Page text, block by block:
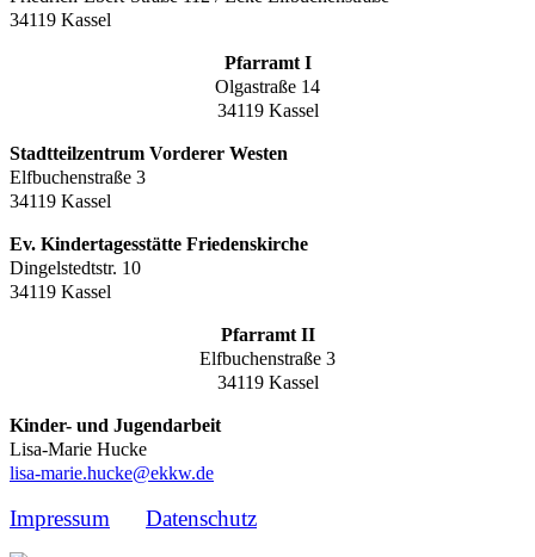
34119 Kassel
Pfarramt I
Olgastraße 14
34119 Kassel
Stadtteilzentrum Vorderer Westen
Elfbuchenstraße 3
34119 Kassel
Ev. Kindertagesstätte Friedenskirche
Dingelstedtstr. 10
34119 Kassel
Pfarramt II
Elfbuchenstraße 3
34119 Kassel
Kinder- und Jugendarbeit
Lisa-Marie Hucke
lisa-marie.hucke@ekkw.de
Impressum Datenschutz